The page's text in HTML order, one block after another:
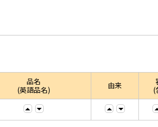
品名
(英語品名)
由来
(